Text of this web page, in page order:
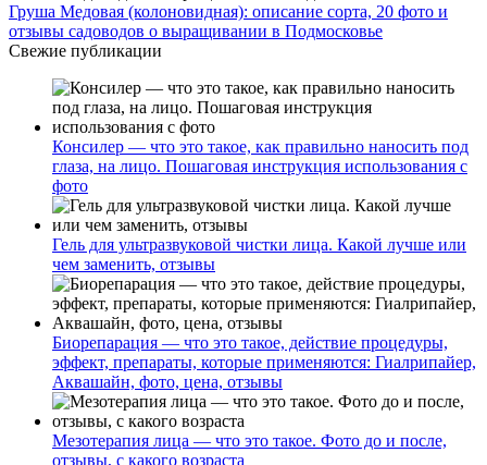
Груша Медовая (колоновидная): описание сорта, 20 фото и
отзывы садоводов о выращивании в Подмосковье
Свежие публикации
Консилер — что это такое, как правильно наносить под
глаза, на лицо. Пошаговая инструкция использования с
фото
Гель для ультразвуковой чистки лица. Какой лучше или
чем заменить, отзывы
Биорепарация — что это такое, действие процедуры,
эффект, препараты, которые применяются: Гиалрипайер,
Аквашайн, фото, цена, отзывы
Мезотерапия лица — что это такое. Фото до и после,
отзывы, с какого возраста